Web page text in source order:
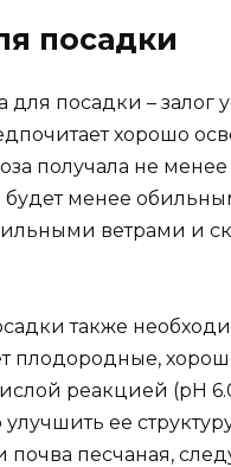
посадки
посадки –
хорошо
получала не
будет менее
ветрами и
также
плодородные,
реакцией (pH
ее
почва песчаная,